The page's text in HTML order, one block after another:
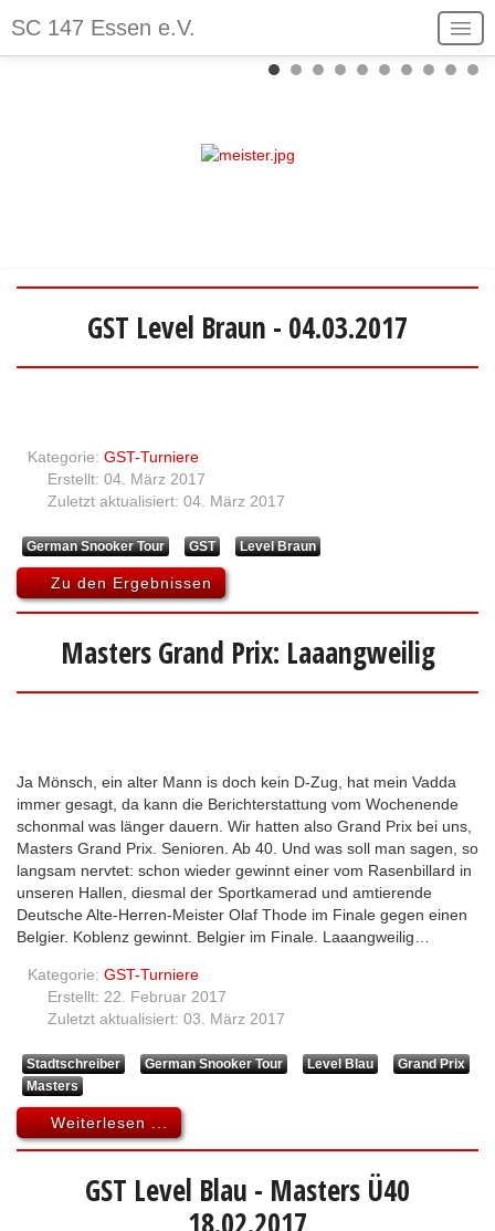
SC 147 Essen e.V.
GST Level Braun - 04.03.2017
Kategorie: GST-Turniere
Erstellt: 04. März 2017
Zuletzt aktualisiert: 04. März 2017
German Snooker Tour GST Level Braun
Zu den Ergebnissen
Masters Grand Prix: Laaangweilig
Ja Mönsch, ein alter Mann is doch kein D-Zug, hat mein Vadda
immer gesagt, da kann die Berichterstattung vom Wochenende
schonmal was länger dauern. Wir hatten also Grand Prix bei uns,
Masters Grand Prix. Senioren. Ab 40. Und was soll man sagen, so
langsam nervtet: schon wieder gewinnt einer vom Rasenbillard in
unseren Hallen, diesmal der Sportkamerad und amtierende
Deutsche Alte-Herren-Meister Olaf Thode im Finale gegen einen
Belgier. Koblenz gewinnt. Belgier im Finale. Laaangweilig…
Kategorie: GST-Turniere
Erstellt: 22. Februar 2017
Zuletzt aktualisiert: 03. März 2017
Stadtschreiber German Snooker Tour Level Blau
Grand Prix
Masters
Weiterlesen ...
GST Level Blau - Masters Ü40
18.02.2017
o
o
c
a